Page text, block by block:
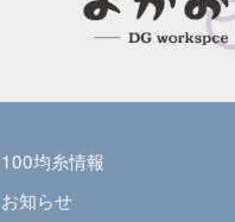
100均糸情報
お知らせ